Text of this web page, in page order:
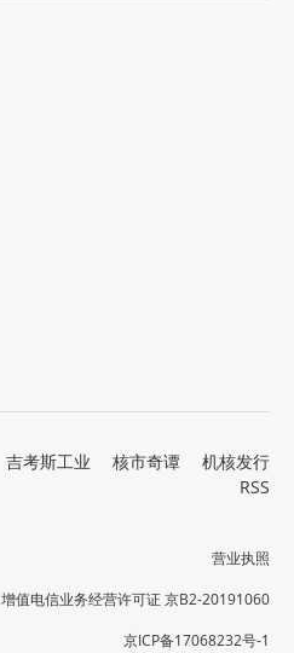
吉考斯工业 核市奇谭
机核发行
RSS
营业执照
增值电信业务经营许可证 京B2-20191060
京ICP备17068232号-1